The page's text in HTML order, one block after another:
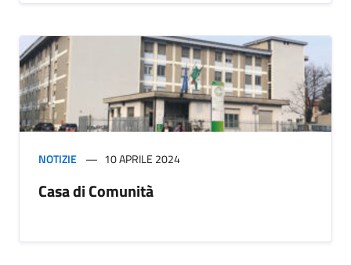
NOTIZIE 10 APRILE 2024
Casa di Comunità